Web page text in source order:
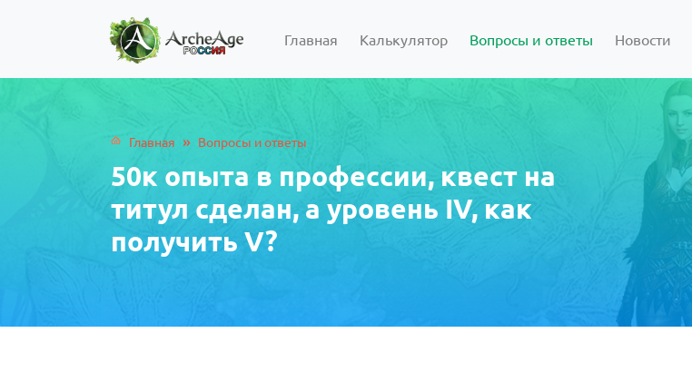
Главная Калькулятор Вопросы и ответы Новости
Главная » Вопросы и ответы
50к опыта в профессии, квест на
титул сделан, а уровень IV, как
получить V?